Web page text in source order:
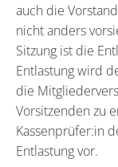
auch die
nicht anders
Sitzung ist die
Entlastung wird
die
Vorsitzenden zu
Kassenprüfer:in
Entlastung vor.